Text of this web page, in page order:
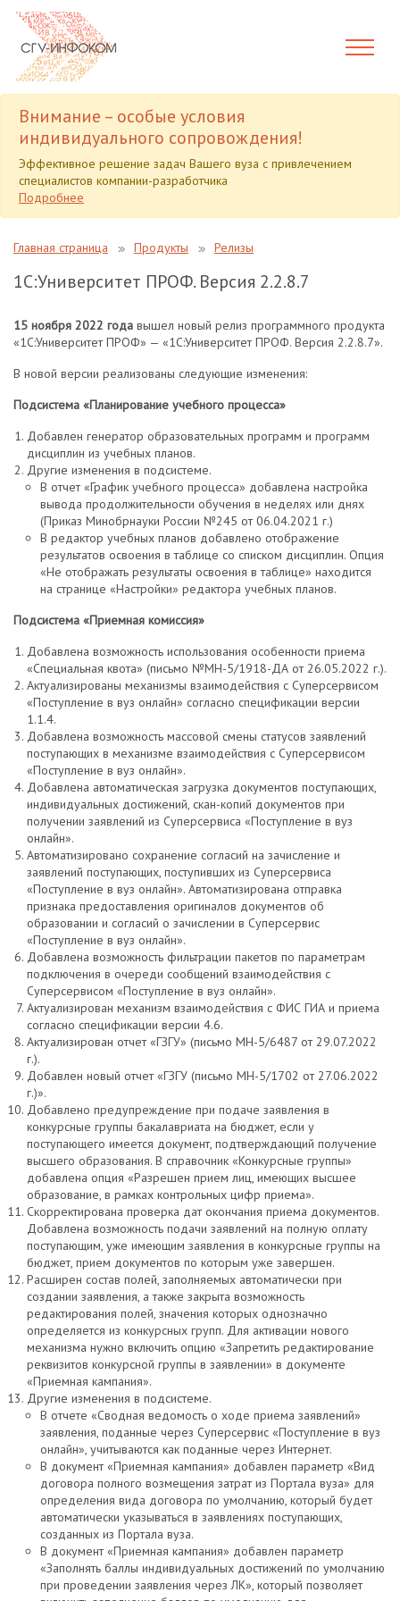
Внимание – особые условия
индивидуального сопровождения!
Эффективное решение задач Вашего вуза с привлечением
специалистов компании-разработчика
Подробнее
Главная страница Продукты Релизы
1С:Университет ПРОФ. Версия 2.2.8.7
15 ноября 2022 года вышел новый релиз программного продукта
«1С:Университет ПРОФ» — «1С:Университет ПРОФ. Версия 2.2.8.7».
В новой версии реализованы следующие изменения:
Подсистема «Планирование учебного процесса»
Добавлен генератор образовательных программ и программ
дисциплин из учебных планов.
Другие изменения в подсистеме.
В отчет «График учебного процесса» добавлена настройка
вывода продолжительности обучения в неделях или днях
(Приказ Минобрнауки России №245 от 06.04.2021 г.)
В редактор учебных планов добавлено отображение
результатов освоения в таблице со списком дисциплин. Опция
«Не отображать результаты освоения в таблице» находится
на странице «Настройки» редактора учебных планов.
Подсистема «Приемная комиссия»
Добавлена возможность использования особенности приема
«Специальная квота» (письмо №МН-5/1918-ДА от 26.05.2022 г.).
Актуализированы механизмы взаимодействия с Суперсервисом
«Поступление в вуз онлайн» согласно спецификации версии
1.1.4.
Добавлена возможность массовой смены статусов заявлений
поступающих в механизме взаимодействия с Суперсервисом
«Поступление в вуз онлайн».
Добавлена автоматическая загрузка документов поступающих,
индивидуальных достижений, скан-копий документов при
получении заявлений из Суперсервиса «Поступление в вуз
онлайн».
Автоматизировано сохранение согласий на зачисление и
заявлений поступающих, поступивших из Суперсервиса
«Поступление в вуз онлайн». Автоматизирована отправка
признака предоставления оригиналов документов об
образовании и согласий о зачислении в Суперсервис
«Поступление в вуз онлайн».
Добавлена возможность фильтрации пакетов по параметрам
подключения в очереди сообщений взаимодействия с
Суперсервисом «Поступление в вуз онлайн».
Актуализирован механизм взаимодействия с ФИС ГИА и приема
согласно спецификации версии 4.6.
Актуализирован отчет «ГЗГУ» (письмо МН-5/6487 от 29.07.2022
г.).
Добавлен новый отчет «ГЗГУ (письмо МН-5/1702 от 27.06.2022
г.)».
Добавлено предупреждение при подаче заявления в
конкурсные группы бакалавриата на бюджет, если у
поступающего имеется документ, подтверждающий получение
высшего образования. В справочник «Конкурсные группы»
добавлена опция «Разрешен прием лиц, имеющих высшее
образование, в рамках контрольных цифр приема».
Скорректирована проверка дат окончания приема документов.
Добавлена возможность подачи заявлений на полную оплату
поступающим, уже имеющим заявления в конкурсные группы на
бюджет, прием документов по которым уже завершен.
Расширен состав полей, заполняемых автоматически при
создании заявления, а также закрыта возможность
редактирования полей, значения которых однозначно
определяется из конкурсных групп. Для активации нового
механизма нужно включить опцию «Запретить редактирование
реквизитов конкурсной группы в заявлении» в документе
«Приемная кампания».
Другие изменения в подсистеме.
В отчете «Сводная ведомость о ходе приема заявлений»
заявления, поданные через Суперсервис «Поступление в вуз
онлайн», учитываются как поданные через Интернет.
В документ «Приемная кампания» добавлен параметр «Вид
договора полного возмещения затрат из Портала вуза» для
определения вида договора по умолчанию, который будет
автоматически указываться в заявлениях поступающих,
созданных из Портала вуза.
В документ «Приемная кампания» добавлен параметр
«Заполнять баллы индивидуальных достижений по умолчанию
при проведении заявления через ЛК», который позволяет